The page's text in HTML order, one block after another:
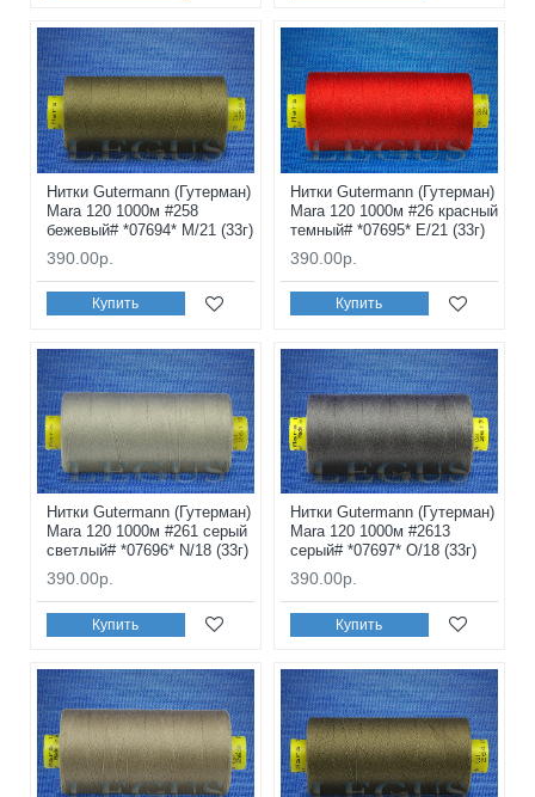
Нитки Gutermann (Гутерман)
Mara 120 1000м #258
бежевый# *07694* M/21 (33г)
390.00р.
Купить
Нитки Gutermann (Гутерман)
Mara 120 1000м #26 красный
темный# *07695* E/21 (33г)
390.00р.
Купить
Нитки Gutermann (Гутерман)
Mara 120 1000м #261 серый
светлый# *07696* N/18 (33г)
390.00р.
Купить
Нитки Gutermann (Гутерман)
Mara 120 1000м #2613
серый# *07697* O/18 (33г)
390.00р.
Купить